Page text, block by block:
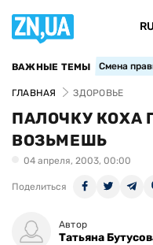
RU
ВАЖНЫЕ ТЕМЫ Смена
ГЛАВНАЯ ЗДОРОВЬЕ
ПАЛОЧКУ КОХА
ВОЗЬМЕШЬ
04 апреля, 2003, 00:00
Поделиться
Автор
Татьяна